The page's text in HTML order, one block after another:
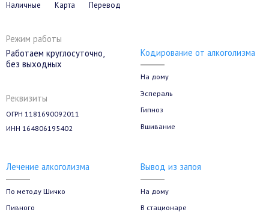
Наличные Карта Перевод
Режим работы
Работаем круглосуточно,
без выходных
Реквизиты
ОГРН 1181690092011
ИНН 164806195402
Кодирование от алкоголизма
На дому
Эспераль
Гипноз
Вшивание
Лечение алкоголизма
По методу Шичко
Пивного
Вывод из запоя
На дому
В стационаре